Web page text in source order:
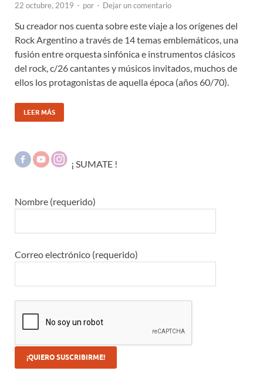
22 octubre, 2019 - por - Dejar un comentario
Su creador nos cuenta sobre este viaje a los orígenes del
Rock Argentino a través de 14 temas emblemáticos, una
fusión entre orquesta sinfónica e instrumentos clásicos
del rock, c/26 cantantes y músicos invitados, muchos de
ellos los protagonistas de aquella época (años 60/70).
LEER MÁS
¡ SUMATE !
Nombre (requerido)
Correo electrónico (requerido)